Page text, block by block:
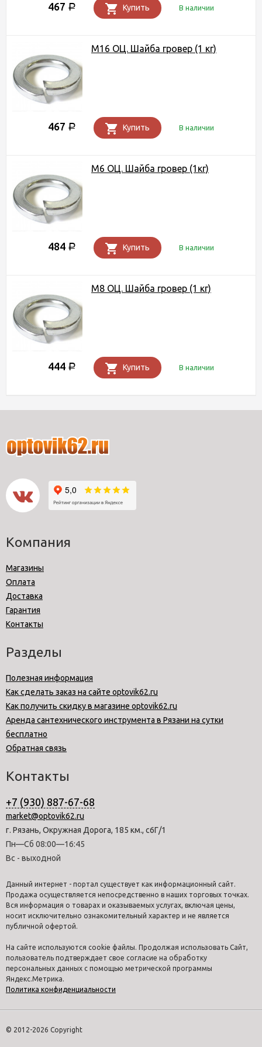
467 Р Купить В наличии
М16 ОЦ. Шайба гровер (1 кг)
467 Р Купить В наличии
М6 ОЦ. Шайба гровер (1кг)
484 Р Купить В наличии
М8 ОЦ. Шайба гровер (1 кг)
444 Р Купить В наличии
Компания
Магазины
Оплата
Доставка
Гарантия
Контакты
Разделы
Полезная информация
Как сделать заказ на сайте optovik62.ru
Как получить скидку в магазине optovik62.ru
Аренда сантехнического инструмента в Рязани на сутки
бесплатно
Обратная связь
Контакты
+7 (930) 887-67-68
market@optovik62.ru
г. Рязань, Окружная Дорога, 185 км., с6Г/1
Пн—Сб 08:00—16:45
Вс - выходной
Данный интернет - портал существует как информационный сайт.
Продажа осуществляется непосредственно в наших торговых точках.
Вся информация о товарах и оказываемых услугах, включая цены,
носит исключительно ознакомительный характер и не является
публичной офертой.
На сайте используются cookie файлы. Продолжая использовать Сайт,
пользователь подтверждает свое согласие на обработку
персональных данных с помощью метрической программы
Яндекс.Метрика.
Политика конфиденциальности
© 2012-2026 Copyright